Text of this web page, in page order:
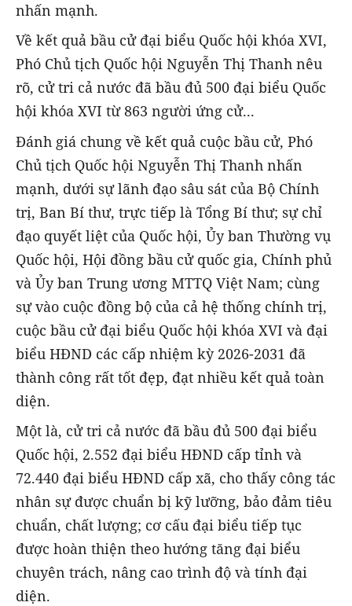
nhấn mạnh.
Về kết quả bầu cử đại biểu Quốc hội khóa XVI,
Phó Chủ tịch Quốc hội Nguyễn Thị Thanh nêu
rõ, cử tri cả nước đã bầu đủ 500 đại biểu Quốc
hội khóa XVI từ 863 người ứng cử...
Đánh giá chung về kết quả cuộc bầu cử, Phó
Chủ tịch Quốc hội Nguyễn Thị Thanh nhấn
mạnh, dưới sự lãnh đạo sâu sát của Bộ Chính
trị, Ban Bí thư, trực tiếp là Tổng Bí thư; sự chỉ
đạo quyết liệt của Quốc hội, Ủy ban Thường vụ
Quốc hội, Hội đồng bầu cử quốc gia, Chính phủ
và Ủy ban Trung ương MTTQ Việt Nam; cùng
sự vào cuộc đồng bộ của cả hệ thống chính trị,
cuộc bầu cử đại biểu Quốc hội khóa XVI và đại
biểu HĐND các cấp nhiệm kỳ 2026-2031 đã
thành công rất tốt đẹp, đạt nhiều kết quả toàn
diện.
Một là, cử tri cả nước đã bầu đủ 500 đại biểu
Quốc hội, 2.552 đại biểu HĐND cấp tỉnh và
72.440 đại biểu HĐND cấp xã, cho thấy công tác
nhân sự được chuẩn bị kỹ lưỡng, bảo đảm tiêu
chuẩn, chất lượng; cơ cấu đại biểu tiếp tục
được hoàn thiện theo hướng tăng đại biểu
chuyên trách, nâng cao trình độ và tính đại
diện.